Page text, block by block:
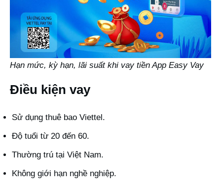
Hạn mức, kỳ hạn, lãi suất khi vay tiền App Easy Vay
Điều kiện vay
Sử dụng thuê bao Viettel.
Độ tuổi từ 20 đến 60.
Thường trú tại Việt Nam.
Không giới hạn nghề nghiệp.